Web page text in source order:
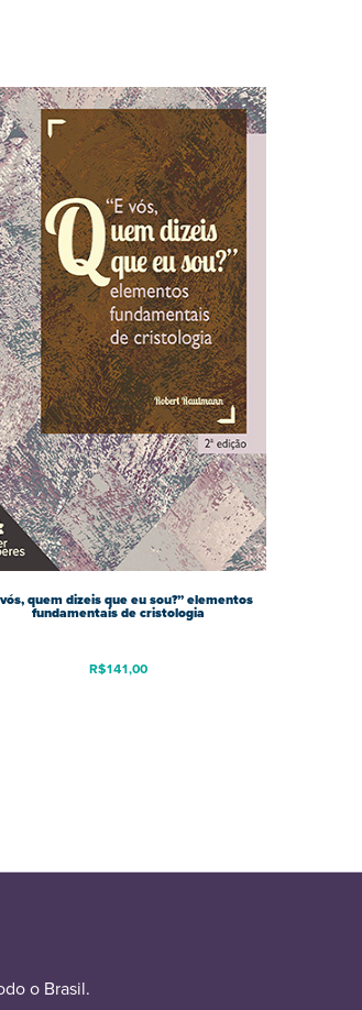
quem dizeis que eu sou?” elementos
fundamentais de cristologia
R$141,00
o Brasil.